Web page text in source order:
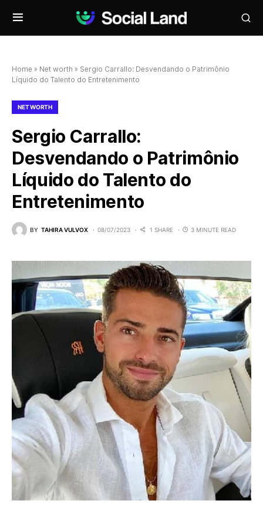
Home » Net worth » Sergio Carrallo: Desvendando o Patrimônio
Líquido do Talento do Entretenimento
NET WORTH
Sergio Carrallo:
Desvendando o Patrimônio
Líquido do Talento do
Entretenimento
BY TAHIRA VULVOX 08/07/2023 1 SHARE 3 MINUTE READ